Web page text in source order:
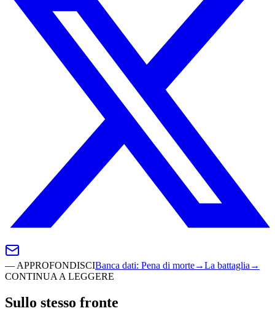
— APPROFONDISCIBanca dati: Pena di morte→La battaglia →
CONTINUA A LEGGERE
Sullo stesso fronte